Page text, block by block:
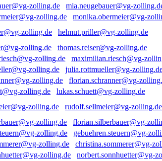
mia.neugebauer@vg-
monika.obermeier@vg-
helmut.priller@vg-zolling.de
thomas.reiser@vg-zolling.de
maximilian.riesch@vg-
julia.rottmueller@vg-
florian.schranner@vg-
lukas.schuett@vg-zolling.de
rudolf.sellmeier@vg-zolling.de
florian.silberbauer@vg-
gebuehren.steuern@vg-
christina.sommerer@vg-
norbert.sonnhuetter@vg-